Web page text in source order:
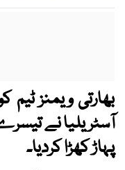
بھارتی ویمنز
پہاڑ کھڑا کردیا۔